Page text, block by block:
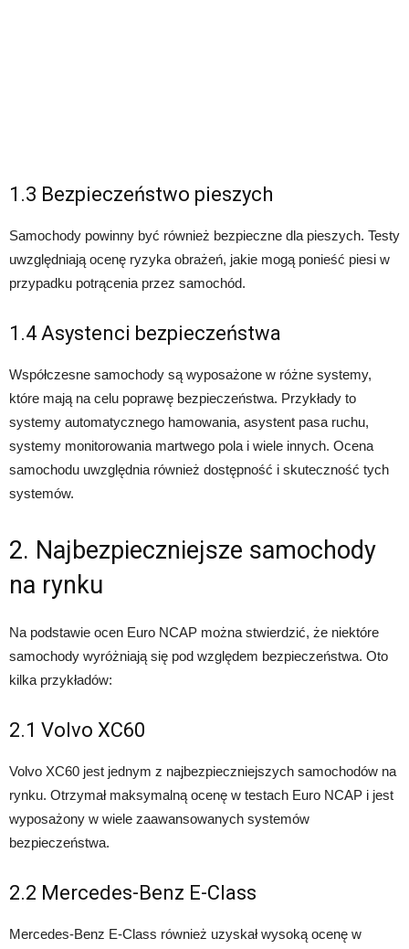
1.3 Bezpieczeństwo pieszych
Samochody powinny być również bezpieczne dla pieszych. Testy
uwzględniają ocenę ryzyka obrażeń, jakie mogą ponieść piesi w
przypadku potrącenia przez samochód.
1.4 Asystenci bezpieczeństwa
Współczesne samochody są wyposażone w różne systemy,
które mają na celu poprawę bezpieczeństwa. Przykłady to
systemy automatycznego hamowania, asystent pasa ruchu,
systemy monitorowania martwego pola i wiele innych. Ocena
samochodu uwzględnia również dostępność i skuteczność tych
systemów.
2. Najbezpieczniejsze samochody
na rynku
Na podstawie ocen Euro NCAP można stwierdzić, że niektóre
samochody wyróżniają się pod względem bezpieczeństwa. Oto
kilka przykładów:
2.1 Volvo XC60
Volvo XC60 jest jednym z najbezpieczniejszych samochodów na
rynku. Otrzymał maksymalną ocenę w testach Euro NCAP i jest
wyposażony w wiele zaawansowanych systemów
bezpieczeństwa.
2.2 Mercedes-Benz E-Class
Mercedes-Benz E-Class również uzyskał wysoką ocenę w